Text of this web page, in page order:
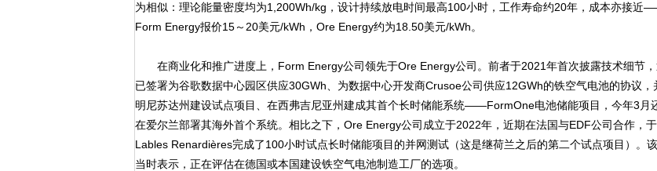
为相似：理论能量密度均为1,200Wh/kg，设计持续放电时间最高100小时，工作寿命约20年，成本亦接近
Form Energy报价15～20美元/kWh，Ore Energy约为18.50美元/kWh。
在商业化和推广进度上，Form Energy公司领先于Ore Energy公司。前者于2021年首次披露技术细节，
已签署为谷歌数据中心园区供应30GWh、为数据中心开发商Crusoe公司供应12GWh的铁空气电池的协议，
明尼苏达州建设试点项目、在西弗吉尼亚州建成其首个长时储能系统——FormOne电池储能项目，今年3月
在爱尔兰部署其海外首个系统。相比之下，Ore Energy公司成立于2022年，近期在法国与EDF公司合作，
Lables Renardières完成了100小时试点长时储能项目的并网测试（这是继荷兰之后的第二个试点项目）。
当时表示，正在评估在德国或本国建设铁空气电池制造工厂的选项。